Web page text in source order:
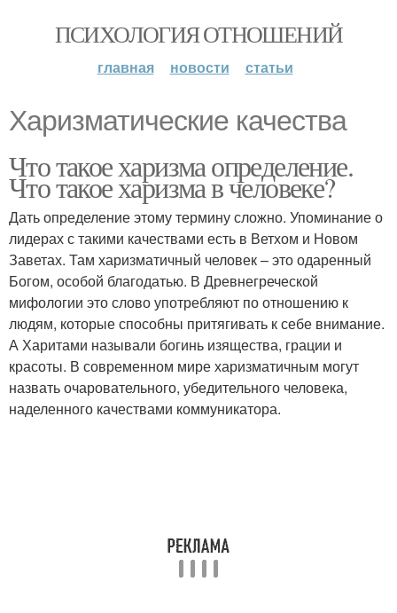
ПСИХОЛОГИЯ ОТНОШЕНИЙ
главная новости статьи
Харизматические качества
Что такое харизма определение.
Что такое харизма в человеке?
Дать определение этому термину сложно. Упоминание о
лидерах с такими качествами есть в Ветхом и Новом
Заветах. Там харизматичный человек – это одаренный
Богом, особой благодатью. В Древнегреческой
мифологии это слово употребляют по отношению к
людям, которые способны притягивать к себе внимание.
А Харитами называли богинь изящества, грации и
красоты. В современном мире харизматичным могут
назвать очаровательного, убедительного человека,
наделенного качествами коммуникатора.